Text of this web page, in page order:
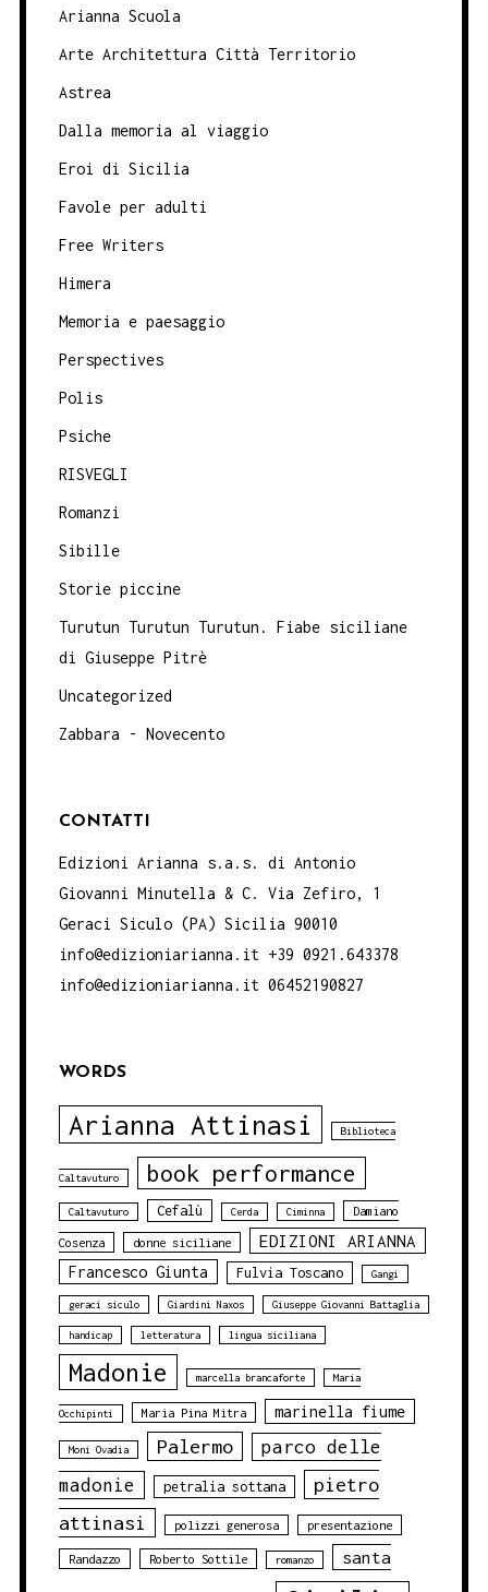
Arianna Scuola
Arte Architettura Città Territorio
Astrea
Dalla memoria al viaggio
Eroi di Sicilia
Favole per adulti
Free Writers
Himera
Memoria e paesaggio
Perspectives
Polis
Psiche
RISVEGLI
Romanzi
Sibille
Storie piccine
Turutun Turutun Turutun. Fiabe siciliane
di Giuseppe Pitrè
Uncategorized
Zabbara - Novecento
CONTATTI
Edizioni Arianna s.a.s. di Antonio
Giovanni Minutella & C. Via Zefiro, 1
Geraci Siculo (PA) Sicilia 90010
info@edizioniarianna.it +39 0921.643378
info@edizioniarianna.it 06452190827
WORDS
Arianna Attinasi Biblioteca
Caltavuturo book performance
Caltavuturo Cefalù Cerda Ciminna Damiano
Cosenza donne siciliane EDIZIONI ARIANNA
Francesco Giunta Fulvia Toscano Gangi
geraci siculo Giardini Naxos Giuseppe Giovanni Battaglia
handicap letteratura lingua siciliana
Madonie marcella brancaforte Maria
Occhipinti Maria Pina Mitra marinella fiume
Moni Ovadia Palermo
parco delle
madonie
petralia sottana
pietro
attinasi
polizzi generosa presentazione
Randazzo Roberto Sottile romanzo santa